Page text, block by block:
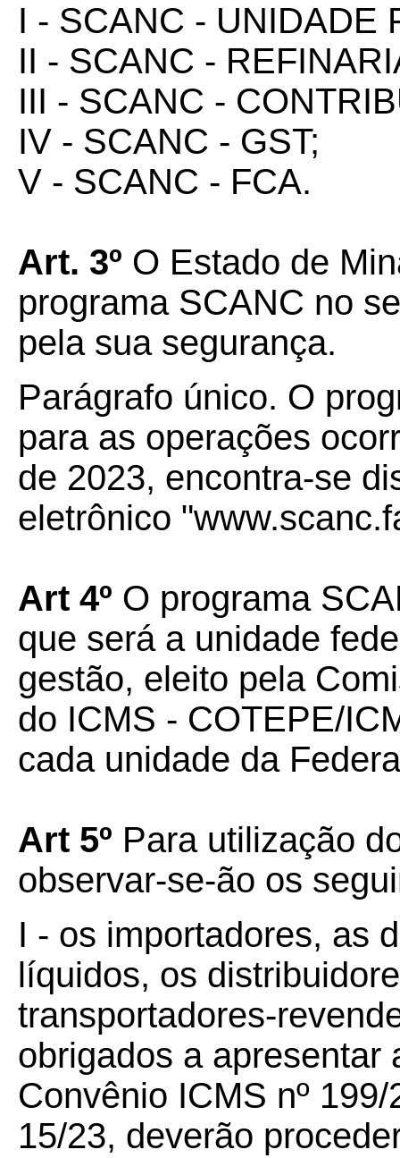
I - SCANC - UNIDADE
II - SCANC -
III - SCANC -
IV - SCANC - GST;
V - SCANC - FCA.
Art. 3º O Estado de
programa SCANC no
pela sua segurança.
Parágrafo único. O
para as operações
de 2023, encontra-se
eletrônico
Art 4º O programa
que será a unidade
gestão, eleito pela
do ICMS - COTEPE/
cada unidade da
Art 5º Para utilização
observar-se-ão os
I - os importadores, as
líquidos, os
transportadores-
obrigados a apresentar
Convênio ICMS nº
15/23, deverão